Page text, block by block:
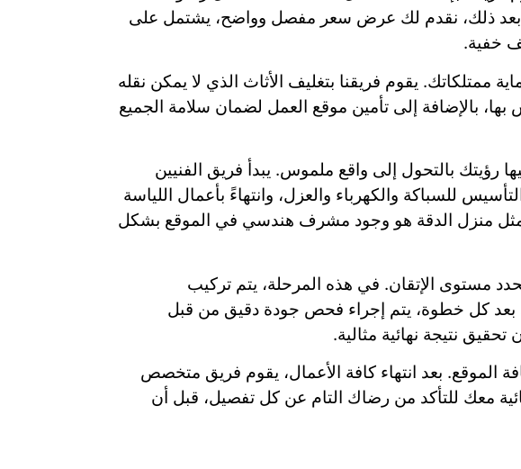
بعد ذلك، نقدم لك عرض سعر مفصل وواضح، يشتمل على
خفية.
ممتلكاتك. يقوم فريقنا بتغليف الأثاث الذي لا يمكن نقله
بالإضافة إلى تأمين موقع العمل لضمان سلامة الجميع
رؤيتك بالتحول إلى واقع ملموس. يبدأ فريق الفنيين
للسباكة والكهرباء والعزل، وانتهاءً بأعمال اللياسة
منزل الدقة هو وجود مشرف هندسي في الموقع بشكل
مستوى الإتقان. في هذه المرحلة، يتم تركيب
بعد كل خطوة، يتم إجراء فحص جودة دقيق من قبل
نتيجة نهائية مثالية.
الموقع. بعد انتهاء كافة الأعمال، يقوم فريق متخصص
معك للتأكد من رضاك التام عن كل تفصيل، قبل أن